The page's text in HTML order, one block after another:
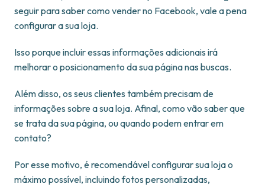
seguir para saber como vender no Facebook, vale a pena
configurar a sua loja.
Isso porque incluir essas informações adicionais irá
melhorar o posicionamento da sua página nas buscas.
Além disso, os seus clientes também precisam de
informações sobre a sua loja. Afinal, como vão saber que
se trata da sua página, ou quando podem entrar em
contato?
Por esse motivo, é recomendável configurar sua loja o
máximo possível, incluindo fotos personalizadas,